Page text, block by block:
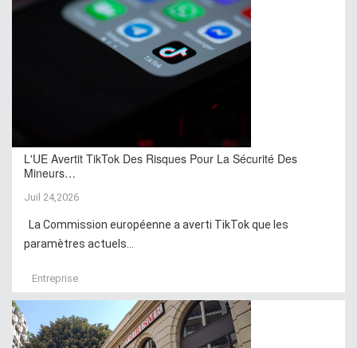
L'UE Avertit TikTok Des Risques Pour La Sécurité Des
Mineurs…
Juil 24,2026
La Commission européenne a averti TikTok que les
paramètres actuels...
Entreprise